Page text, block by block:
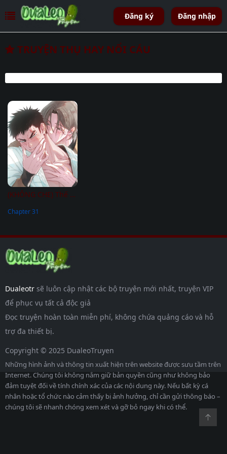
Đăng ký Đăng nhập
TRUYỆN THỤ HAY NỔI CÁU
(KHÔNG CHE) Thế Giới Của Tôi
Chapter 31
Dualeotr sẽ luôn cập nhật các bộ truyện mới nhất, truyện VIP
để phục vụ tất cả độc giả
Đọc truyện hoàn toàn miễn phí, không chứa quảng cáo và hỗ
trợ đa thiết bị.
Copyright © 2025 DualeoTruyen
Những hình ảnh và thông tin xuất hiện trên website được sưu tầm trên
Internet. Chúng tôi không nắm giữ bản quyền cũng như không bảo
đảm tuyệt đối về tính chính xác của các nội dung này. Nếu bất kỳ cá
nhân hoặc tổ chức nào cảm thấy bị ảnh hưởng, chỉ cần gửi thông báo –
chúng tôi sẽ nhanh chóng xem xét và gỡ bỏ ngay khi có thể.